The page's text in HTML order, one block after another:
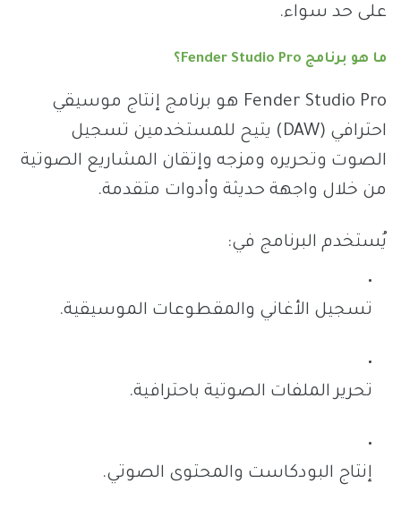
على حد سواء.
ما هو برنامج Fender Studio Pro؟
Fender Studio Pro هو برنامج إنتاج موسيقي
احترافي (DAW) يتيح للمستخدمين تسجيل
الصوت وتحريره ومزجه وإتقان المشاريع الصوتية
من خلال واجهة حديثة وأدوات متقدمة.
يُستخدم البرنامج في:
تسجيل الأغاني والمقطوعات الموسيقية.
تحرير الملفات الصوتية باحترافية.
إنتاج البودكاست والمحتوى الصوتي.